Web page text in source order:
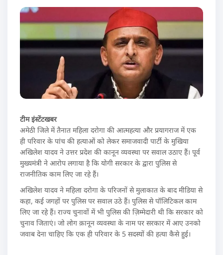
टीम इंस्टेंटखबर
अमेठी जिले में तैनात महिला दरोगा की आत्महत्या और प्रयागराज में एक
ही परिवार के पांच की हत्याओं को लेकर समाजवादी पार्टी के मुखिया
अखिलेश यादव ने उत्तर प्रदेश की कानून व्यवस्था पर सवाल उठाए हैं। पूर्व
मुख्यमंत्री ने आरोप लगाया है कि योगी सरकार के द्वारा पुलिस से
राजनीतिक काम लिए जा रहे हैं।
अखिलेश यादव ने महिला दरोगा के परिजनों से मुलाकात के बाद मीडिया से
कहा, कई जगहों पर पुलिस पर सवाल उठे हैं। पुलिस से पॉलिटिकल काम
लिए जा रहे हैं। राज्य चुनावों में भी पुलिस की ज़िम्मेदारी थी कि सरकार को
चुनाव जिताएं। जो लोग क़ानून व्यवस्था के नाम पर सरकार में आए उनको
जवाब देना चाहिए कि एक ही परिवार के 5 सदस्यों की हत्या कैसे हुई।